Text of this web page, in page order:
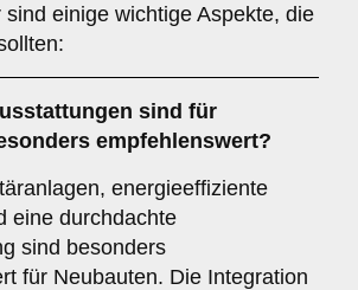
sind einige wichtige Aspekte, die
sind für
empfehlenswert?
energieeffiziente
eine durchdachte
sind besonders
für Neubauten. Die Integration